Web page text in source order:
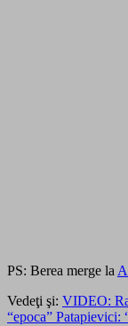
PS: Berea merge la
Vedeţi şi: VIDEO:
“epoca” Patapievici: